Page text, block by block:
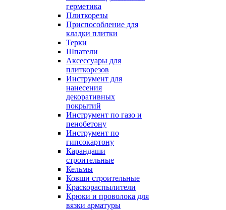
герметика
Плиткорезы
Приспособление для
кладки плитки
Терки
Шпатели
Аксессуары для
плиткорезов
Инструмент для
нанесения
декоративных
покрытий
Инструмент по газо и
пенобетону
Инструмент по
гипсокартону
Карандаши
строительные
Кельмы
Ковши строительные
Краскораспылители
Крюки и проволока для
вязки арматуры